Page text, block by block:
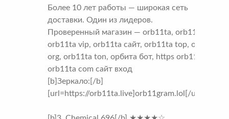
Более 10 лет работы — широкая сеть
доставки. Один из лидеров.
Проверенный магазин — orb11ta, orb11ta com,
orb11ta vip, orb11ta сайт, orb11ta top, orb11ta
org, orb11ta ton, орбита бот, https orb11ta site,
orb11ta com сайт вход
[b]Зеркало:[/b]
[url=https://orb11ta.live]orb11gram.lol[/url]